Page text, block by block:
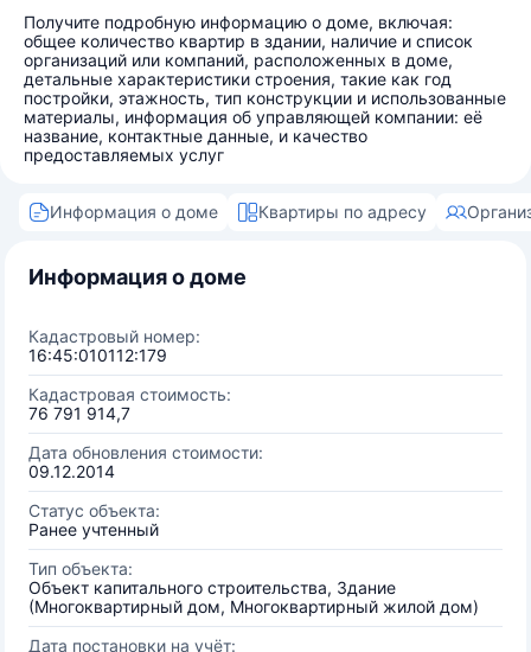
Получите подробную информацию о доме, включая:
общее количество квартир в здании, наличие и список
организаций или компаний, расположенных в доме,
детальные характеристики строения, такие как год
постройки, этажность, тип конструкции и использованные
материалы, информация об управляющей компании: её
название, контактные данные, и качество
предоставляемых услуг
Информация о доме Квартиры по адресу
Информация о доме
Кадастровый номер:
16:45:010112:179
Кадастровая стоимость:
76 791 914,7
Дата обновления стоимости:
09.12.2014
Статус объекта:
Ранее учтенный
Тип объекта:
Объект капитального строительства, Здание
(Многоквартирный дом, Многоквартирный жилой дом)
Дата постановки на учёт: